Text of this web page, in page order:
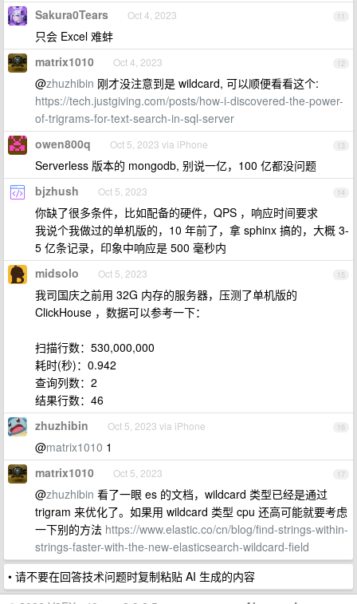
11
Sakura0Tears Oct 4, 2023
只会 Excel 难蚌
12
matrix1010 Oct 4, 2023
@zhuzhibin 刚才没注意到是 wildcard, 可以顺便看看这个:
https://tech.justgiving.com/posts/how-i-discovered-the-power-
of-trigrams-for-text-search-in-sql-server
13
owen800q Oct 5, 2023 via iPhone
Serverless 版本的 mongodb, 别说一亿，100 亿都没问题
14
bjzhush Oct 5, 2023
你缺了很多条件，比如配备的硬件，QPS ，响应时间要求
我说个我做过的单机版的，10 年前了，拿 sphinx 搞的，大概 3-
5 亿条记录，印象中响应是 500 毫秒内
15
midsolo Oct 5, 2023
我司国庆之前用 32G 内存的服务器，压测了单机版的
ClickHouse ，数据可以参考一下：
扫描行数：530,000,000
耗时(秒)：0.942
查询列数：2
结果行数：46
16
zhuzhibin Oct 5, 2023 via iPhone
@matrix1010 1
17
matrix1010 Oct 5, 2023
@zhuzhibin 看了一眼 es 的文档，wildcard 类型已经是通过
trigram 来优化了。如果用 wildcard 类型 cpu 还高可能就要考虑
一下别的方法 https://www.elastic.co/cn/blog/find-strings-within-
strings-faster-with-the-new-elasticsearch-wildcard-field
• 请不要在回答技术问题时复制粘贴 AI 生成的内容